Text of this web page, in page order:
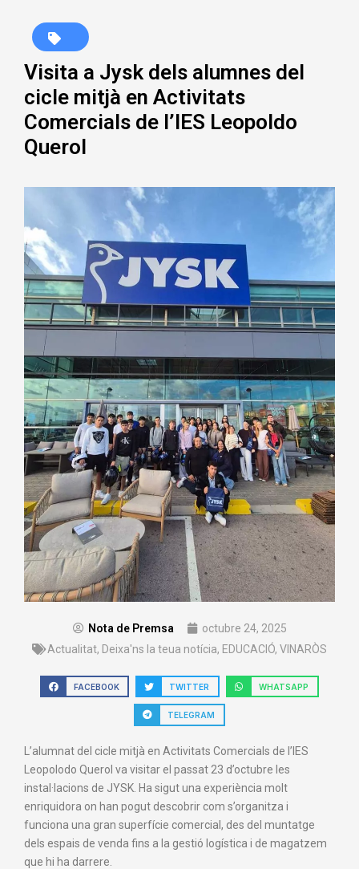
Visita a Jysk dels alumnes del
cicle mitjà en Activitats
Comercials de l’IES Leopoldo
Querol
Nota de Premsa
octubre 24, 2025
Actualitat, Deixa'ns la teua notícia, EDUCACIÓ, VINARÒS
FACEBOOK TWITTER WHATSAPP
TELEGRAM
L’alumnat del cicle mitjà en Activitats Comercials de l’IES
Leopolodo Querol va visitar el passat 23 d’octubre les
instal·lacions de JYSK. Ha sigut una experiència molt
enriquidora on han pogut descobrir com s’organitza i
funciona una gran superfície comercial, des del muntatge
dels espais de venda fins a la gestió logística i de magatzem
que hi ha darrere.